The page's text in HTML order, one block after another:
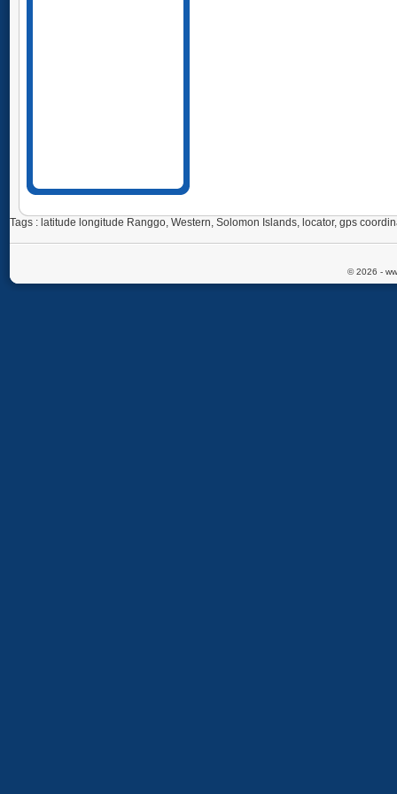
Tags : latitude longitude Ranggo, Western, Solomon Islands, locator, gps
© 2026 -